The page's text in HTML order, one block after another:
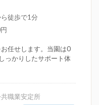
徒歩で1分
任せします。当園は0
っかりしたサポート体
職業安定所